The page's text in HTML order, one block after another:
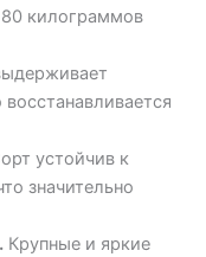
килограммов
устойчив к
значительно
Крупные и яркие